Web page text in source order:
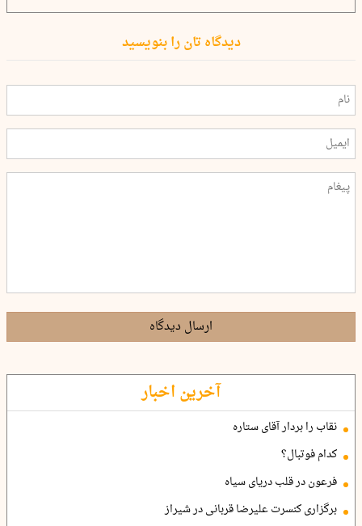
دیدگاه تان را بنویسید
ارسال دیدگاه
آخرین اخبار
نقاب را بردار آقای ستاره
کدام فوتبال؟
فرعون در قلب دریای سیاه
برگزاری کنسرت علیرضا قربانی در شیراز